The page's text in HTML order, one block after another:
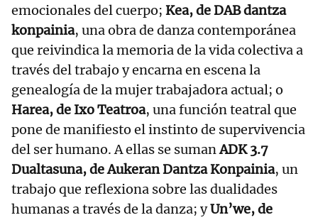
emocionales del cuerpo; Kea, de DAB dantza
konpainia, una obra de danza contemporánea
que reivindica la memoria de la vida colectiva a
través del trabajo y encarna en escena la
genealogía de la mujer trabajadora actual; o
Harea, de Ixo Teatroa, una función teatral que
pone de manifiesto el instinto de supervivencia
del ser humano. A ellas se sumanADK 3.7
Dualtasuna, de Aukeran Dantza Konpainia, un
trabajo que reflexiona sobre las dualidades
humanas a través de la danza; yUn’we, de